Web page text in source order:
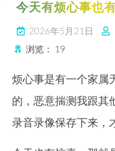
今天有烦心事也
2026年5月21日
浏览：
19
烦心事是有一个家属
的，恶意揣测我跟其
录音录像保存下来，